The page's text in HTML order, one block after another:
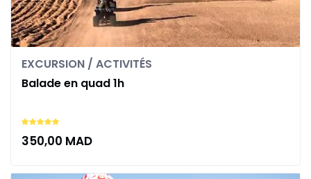
EXCURSION / ACTIVITÉS
Balade en quad 1h
350,00 MAD